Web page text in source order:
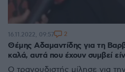
Θέμης Αδαμαντίδης για τη
καλά, αυτά που έχουν συμβεί
Ο τραγουδιστής μίλησε για
16.11.2022, 09:57 2